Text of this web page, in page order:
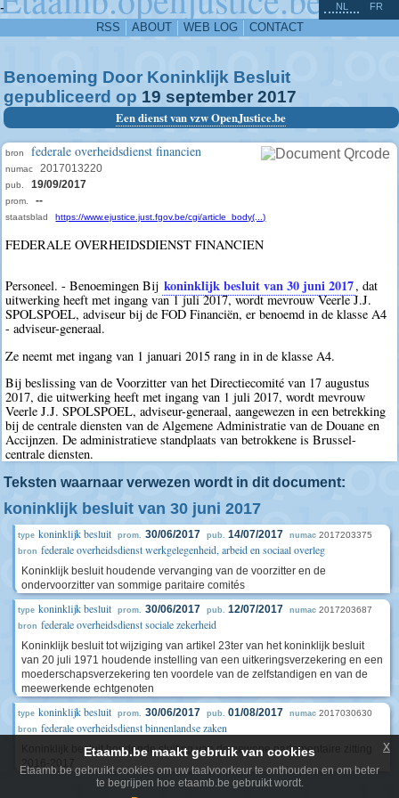
-
RSS ABOUT WEB LOG CONTACT
NL FR
Benoeming Door Koninklijk Besluit
gepubliceerd op 19 september 2017
Een dienst van vzw OpenJustice.be
bron federale overheidsdienst financien
numac 2017013220
pub. 19/09/2017
prom. --
staatsblad https://www.ejustice.just.fgov.be/cgi/article_body(...)
FEDERALE OVERHEIDSDIENST FINANCIEN
Personeel. - Benoemingen Bij koninklijk besluit van 30 juni 2017, dat
uitwerking heeft met ingang van 1 juli 2017, wordt mevrouw Veerle J.J.
SPOLSPOEL, adviseur bij de FOD Financiën, er benoemd in de klasse A4
- adviseur-generaal.
Ze neemt met ingang van 1 januari 2015 rang in in de klasse A4.
Bij beslissing van de Voorzitter van het Directiecomité van 17 augustus
2017, die uitwerking heeft met ingang van 1 juli 2017, wordt mevrouw
Veerle J.J. SPOLSPOEL, adviseur-generaal, aangewezen in een betrekking
bij de centrale diensten van de Algemene Administratie van de Douane en
Accijnzen. De administratieve standplaats van betrokkene is Brussel-
centrale diensten.
Teksten waarnaar verwezen wordt in dit document:
koninklijk besluit van 30 juni 2017
type koninklijk besluit prom. 30/06/2017 pub. 14/07/2017 numac 2017203375
bron federale overheidsdienst werkgelegenheid, arbeid en sociaal overleg
Koninklijk besluit houdende vervanging van de voorzitter en de
ondervoorzitter van sommige paritaire comités
type koninklijk besluit prom. 30/06/2017 pub. 12/07/2017 numac 2017203687
bron federale overheidsdienst sociale zekerheid
Koninklijk besluit tot wijziging van artikel 23ter van het koninklijk besluit
van 20 juli 1971 houdende instelling van een uitkeringsverzekering en een
moederschapsverzekering ten voordele van de zelfstandigen en van de
meewerkende echtgenoten
type koninklijk besluit prom. 30/06/2017 pub. 01/08/2017 numac 2017030630
bron federale overheidsdienst binnenlandse zaken
Koninklijk besluit houdende sluiting van de gewone parlementaire zitting
^
Etaamb.be maakt gebruik van cookies
Etaamb.be gebruikt cookies om uw taalvoorkeur te onthouden en om beter
te begrijpen hoe etaamb.be gebruikt wordt.
x